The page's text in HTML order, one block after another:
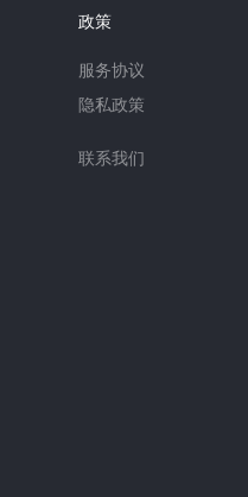
政策
服务协议
隐私政策
联系我们